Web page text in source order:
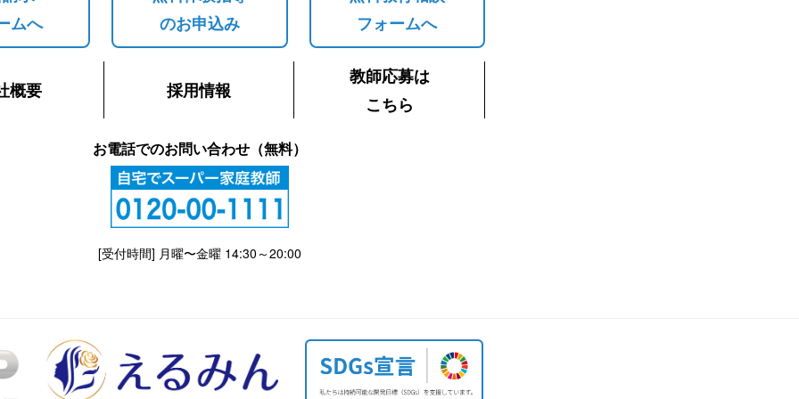
ムへ
のお申込み
フォームへ
概要 採用情報
教師応募は
こちら
お電話でのお問い合わせ（無料）
[受付時間] 月曜〜金曜 14:30～20:00